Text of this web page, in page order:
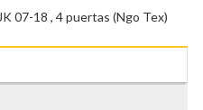
07-18 , 4 puertas (Ngo Tex)